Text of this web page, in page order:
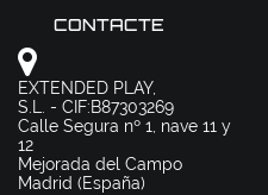
CONTACTE
EXTENDED PLAY,
S.L. - CIF:B87303269
Calle Segura nº 1, nave 11 y
12
Mejorada del Campo
Madrid (España)